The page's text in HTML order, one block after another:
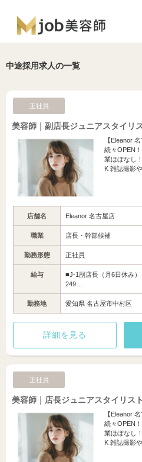
中途採用求人の一覧
正社員
美容師｜副店長ジュニアスタイリ
【Eleanor
続々OPEN
業ほぼなし
K 雑誌撮影
店舗名 Eleanor 名古屋店
職業 店長・幹部候補
勤務形態 正社員
給与
■J-1副店長（月6日休み）
249…
勤務地 愛知県 名古屋市中村区
詳細を見る
正社員
美容師｜店長ジュニアスタイリス
【Eleanor
続々OPEN
業ほぼなし
K 雑誌撮影